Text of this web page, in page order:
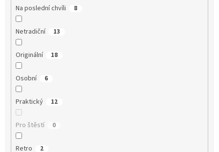
Na poslední chvíli 8
Netradiční 13
Originální 18
Osobní 6
Praktický 12
Pro štěstí 0
Retro 2